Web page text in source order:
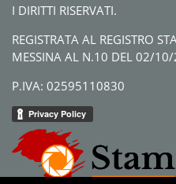
I DIRITTI RISERVATI.
REGISTRATA AL REGISTRO
MESSINA AL N.10 DEL 02/
P.IVA: 02595110830